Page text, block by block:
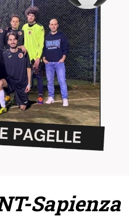
Sapienza